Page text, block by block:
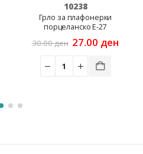
Current
105.00 ден.
10238
Грло за плафонерки
порцеланско E-27
30.00ден Original
was:
30.00 ден.
27.00 ден